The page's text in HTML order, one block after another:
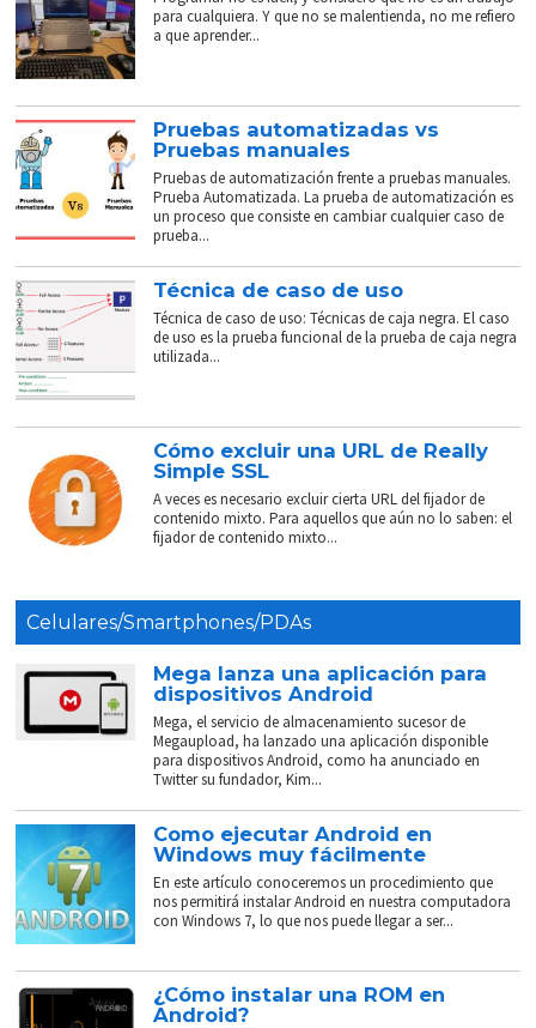
para cualquiera. Y que no se malentienda, no me refiero
a que aprender...
Pruebas automatizadas vs
Pruebas manuales
Pruebas de automatización frente a pruebas manuales.
Prueba Automatizada. La prueba de automatización es
un proceso que consiste en cambiar cualquier caso de
prueba...
Técnica de caso de uso
Técnica de caso de uso: Técnicas de caja negra. El caso
de uso es la prueba funcional de la prueba de caja negra
utilizada...
Cómo excluir una URL de Really
Simple SSL
A veces es necesario excluir cierta URL del fijador de
contenido mixto. Para aquellos que aún no lo saben: el
fijador de contenido mixto...
Celulares/Smartphones/PDAs
Mega lanza una aplicación para
dispositivos Android
Mega, el servicio de almacenamiento sucesor de
Megaupload, ha lanzado una aplicación disponible
para dispositivos Android, como ha anunciado en
Twitter su fundador, Kim...
Como ejecutar Android en
Windows muy fácilmente
En este artículo conoceremos un procedimiento que
nos permitirá instalar Android en nuestra computadora
con Windows 7, lo que nos puede llegar a ser...
¿Cómo instalar una ROM en
Android?